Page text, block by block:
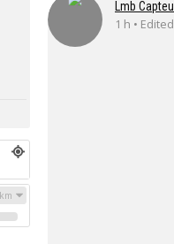
Lmb
1 h • Edited